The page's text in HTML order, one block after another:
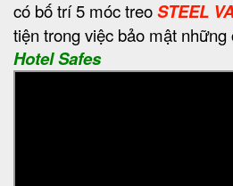
có bố trí 5 móc treoSTEEL
tiện trong việc bảo mật
Hotel Safes